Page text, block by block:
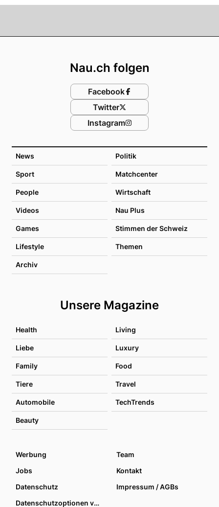
News Politik
Sport Matchcenter
People Wirtschaft
Videos Nau Plus
Games Stimmen der Schweiz
Lifestyle Themen
Archiv
Unsere Magazine
Health Living
Liebe Luxury
Family Food
Tiere Travel
Automobile TechTrends
Beauty
Nau.ch folgen
Facebook
Twitter
Instagram
Werbung
Team
Jobs
Kontakt
Datenschutz
Impressum / AGBs
Datenschutzoptionen verwalten